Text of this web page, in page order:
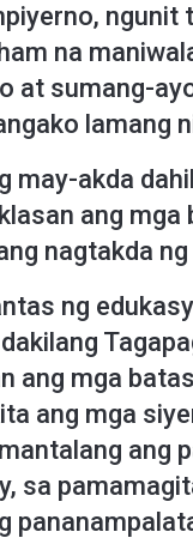
ngunit
na
at sumang-
lamang
akda
ang
nagtakda
ng
mga
ang mga
ang
sa